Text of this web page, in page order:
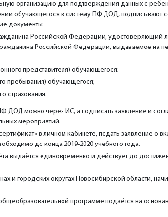
организацию для подтверждения данных о
обучающегося в систему ПФ ДОД, подписывают
документы:
Российской Федерации, удостоверяющий
Российской Федерации, выдаваемое на
представителя) обучающегося;
пребывания) обучающегося;
страхования.
ДОД можно через ИС, а подписать заявление и
мероприятий.
в личном кабинете, подать заявление о
до конца 2019-2020 учебного года.
выдаётся единовременно и действует до
и городских округах Новосибирской области,
программе подаётся на